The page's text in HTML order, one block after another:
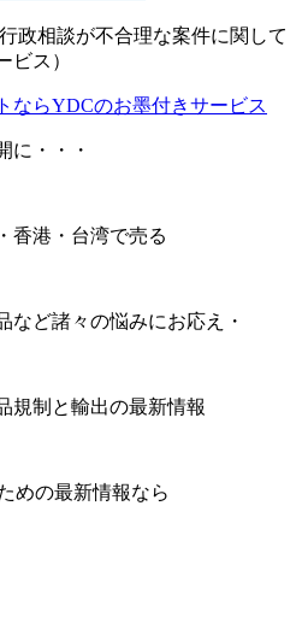
政相談が不合理な案件に関して
ビス）
に・・・
香港・台湾で売る
など諸々の悩みにお応え・
規制と輸出の最新情報
めの最新情報なら